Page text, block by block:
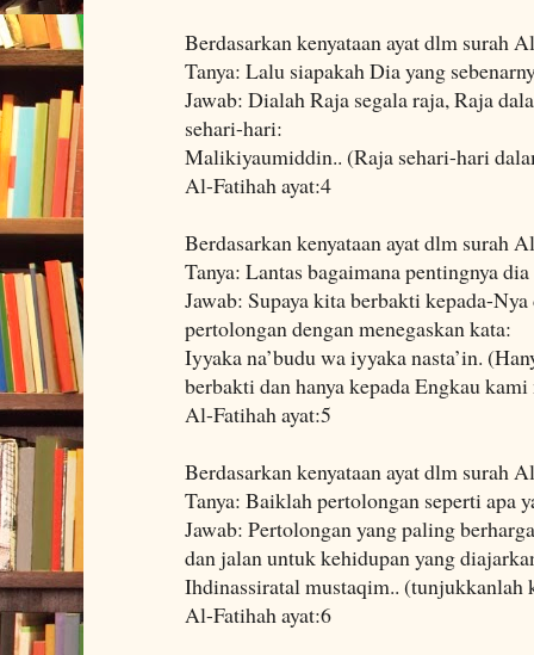
Berdasarkan kenyataan ayat dlm surah
Tanya: Lalu siapakah Dia yang
Jawab: Dialah Raja segala raja, Raja
sehari-hari:
Malikiyaumiddin.. (Raja sehari-hari
Al-Fatihah ayat:4
Berdasarkan kenyataan ayat dlm surah
Tanya: Lantas bagaimana pentingnya
Jawab: Supaya kita berbakti kepada-
pertolongan dengan menegaskan kata:
Iyyaka na’budu wa iyyaka nasta’in.
berbakti dan hanya kepada Engkau
Al-Fatihah ayat:5
Berdasarkan kenyataan ayat dlm surah
Tanya: Baiklah pertolongan seperti apa
Jawab: Pertolongan yang paling
dan jalan untuk kehidupan yang
Ihdinassiratal mustaqim.. (tunjukkanlah
Al-Fatihah ayat:6